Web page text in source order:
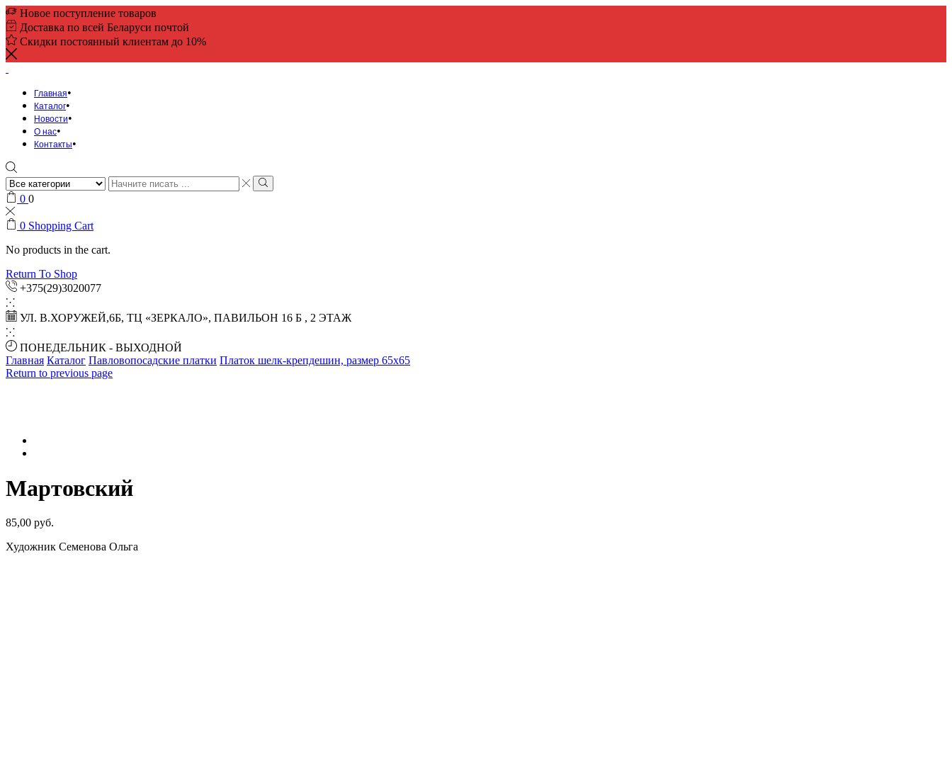
Новое поступление товаров
Доставка по всей Беларуси почтой
Скидки постоянный клиентам до 10%
Главная
Каталог
Новости
О нас
Контакты
Search
input
Search
0 0
0 Shopping Cart
No products in the cart.
Return To Shop
+375(29)3020077
УЛ. В.ХОРУЖЕЙ,6Б, ТЦ «ЗЕРКАЛО», ПАВИЛЬОН 16 Б , 2 ЭТАЖ
ПОНЕДЕЛЬНИК - ВЫХОДНОЙ
Главная Каталог Павловопосадские платки Платок шелк-крепдешин, размер 65x65
Return to previous page
Мартовский
85,00 руб.
Художник Семенова Ольга